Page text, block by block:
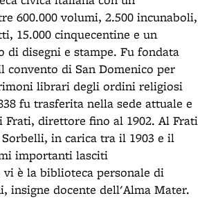
600.000 volumi, 2.500 incunaboli,
15.000 cinquecentine e un
di disegni e stampe. Fu fondata
convento di San Domenico per
librari degli ordini religiosi
fu trasferita nella sede attuale e
Frati, direttore fino al 1902. Al Frati
Sorbelli, in carica tra il 1903 e il
importanti lasciti
è la biblioteca personale di
insigne docente dell'Alma Mater.